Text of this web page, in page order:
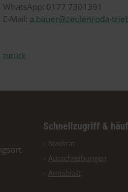
WhatsApp: 0177 7301391
E-Mail: a.bauer@zeulenroda-
zurück
Schnellzugriff &
Stadtrat
Ausschreibungen
Amtsblatt